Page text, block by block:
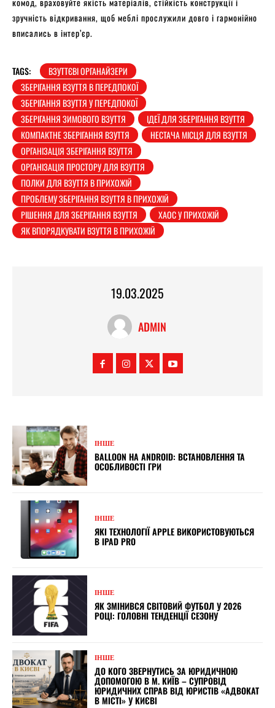
зручність відкривання, щоб меблі прослужили довго і гармонійно
вписались в інтер’єр.
TAGS:
ВЗУТТЄВІ ОРГАНАЙЗЕРИ
ЗБЕРІГАННЯ ВЗУТТЯ В ПЕРЕДПОКОЇ
ЗБЕРІГАННЯ ВЗУТТЯ У ПЕРЕДПОКОЇ
ЗБЕРІГАННЯ ЗИМОВОГО ВЗУТТЯ
ІДЕЇ ДЛЯ ЗБЕРІГАННЯ ВЗУТТЯ
КОМПАКТНЕ ЗБЕРІГАННЯ ВЗУТТЯ
НЕСТАЧА МІСЦЯ ДЛЯ ВЗУТТЯ
ОРГАНІЗАЦІЯ ЗБЕРІГАННЯ ВЗУТТЯ
ОРГАНІЗАЦІЯ ПРОСТОРУ ДЛЯ ВЗУТТЯ
ПОЛКИ ДЛЯ ВЗУТТЯ В ПРИХОЖІЙ
ПРОБЛЕМУ ЗБЕРІГАННЯ ВЗУТТЯ В ПРИХОЖІЙ
РІШЕННЯ ДЛЯ ЗБЕРІГАННЯ ВЗУТТЯ
ХАОС У ПРИХОЖІЙ
ЯК ВПОРЯДКУВАТИ ВЗУТТЯ В ПРИХОЖІЙ
19.03.2025
ADMIN
ІНШЕ
BALLOON НА ANDROID: ВСТАНОВЛЕННЯ ТА
ОСОБЛИВОСТІ ГРИ
ІНШЕ
ЯКІ ТЕХНОЛОГІЇ APPLE ВИКОРИСТОВУЮТЬСЯ
В IPAD PRO
ІНШЕ
ЯК ЗМІНИВСЯ СВІТОВИЙ ФУТБОЛ У 2026
РОЦІ: ГОЛОВНІ ТЕНДЕНЦІЇ СЕЗОНУ
ІНШЕ
ДО КОГО ЗВЕРНУТИСЬ ЗА ЮРИДИЧНОЮ
ДОПОМОГОЮ В М. КИЇВ – СУПРОВІД
ЮРИДИЧНИХ СПРАВ ВІД ЮРИСТІВ «АДВОКАТ
В МІСТІ» У КИЄВІ